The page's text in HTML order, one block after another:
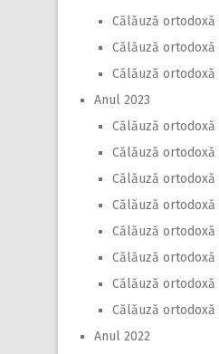
Călăuză ortodoxă
Călăuză ortodoxă
Călăuză ortodoxă
Anul 2023
Călăuză ortodoxă
Călăuză ortodoxă
Călăuză ortodoxă
Călăuză ortodoxă
Călăuză ortodoxă
Călăuză ortodoxă
Călăuză ortodoxă
Călăuză ortodoxă
Anul 2022